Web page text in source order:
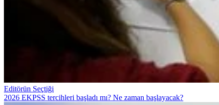
Editörün Seçtiği
2026 EKPSS tercihleri başladı mı? Ne zaman başlayacak?